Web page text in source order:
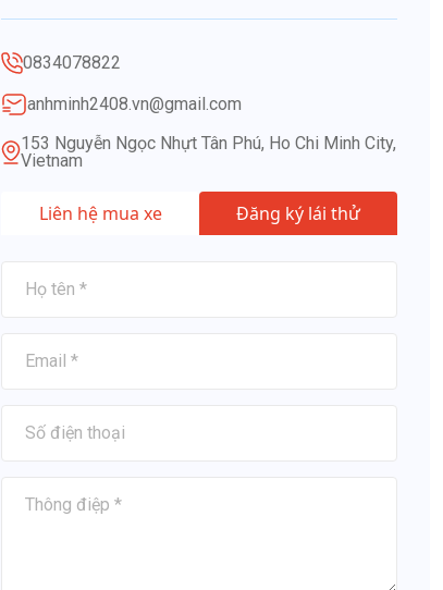
0834078822
anhminh2408.vn@gmail.com
153 Nguyễn Ngọc Nhựt Tân Phú, Ho Chi Minh City,
Vietnam
Liên hệ mua xe Đăng ký lái thử